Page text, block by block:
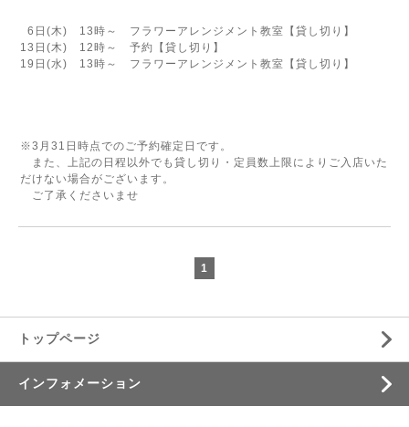
6日(木) 13時～ フラワーアレンジメント教室【貸し切り】
13日(木) 12時～ 予約【貸し切り】
19日(水) 13時～ フラワーアレンジメント教室【貸し切り】
※3月31日時点でのご予約確定日です。
また、上記の日程以外でも貸し切り・定員数上限によりご入店いた
だけない場合がございます。
ご了承くださいませ
1
トップページ
インフォメーション